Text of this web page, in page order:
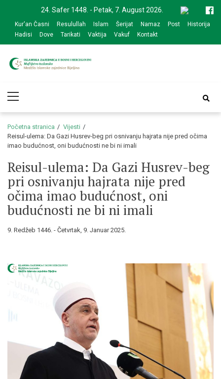
navigation
content
24. Safer 1448. - Petak, 7. August 2026.
Kur'an Časni Resulullah Islam Šerijat Namaz Post
Historija
Hadisi
Dove Tarikati Vaktija Vakuf Kontakt
zajednice Bijeljina
Menu
Početna stranica
Vijesti
Reisul-ulema: Da Gazi Husrev-beg pri osnivanju hajrata nije pred očima
imao budućnost, oni budućnosti ne bi ni imali
Reisul-ulema: Da Gazi Husrev-beg
pri osnivanju hajrata nije pred
očima imao budućnost, oni
budućnosti ne bi ni imali
9. Redžeb 1446. - Četvrtak, 9. Januar 2025.